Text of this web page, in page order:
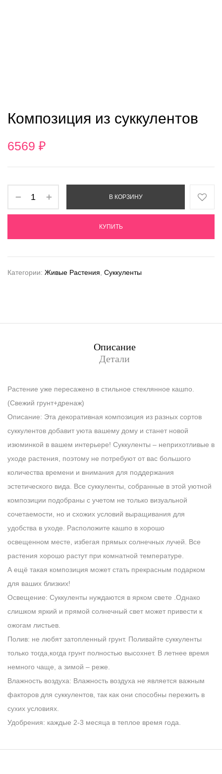
Композиция из суккулентов
6569 ₽
В КОРЗИНУ
КУПИТЬ
Категории: Живые Растения Суккуленты
Описание
Детали
Растение уже пересажено в стильное стеклянное кашпо.
(Свежий грунт+дренаж)
Описание: Эта декоративная композиция из разных сортов
суккулентов добавит уюта вашему дому и станет новой
изюминкой в вашем интерьере! Суккуленты – неприхотливые в
уходе растения, поэтому не потребуют от вас большого
количества времени и внимания для поддержания
эстетического вида. Все суккуленты, собранные в этой уютной
композиции подобраны с учетом не только визуальной
сочетаемости, но и схожих условий выращивания для
удобства в уходе. Расположите кашпо в хорошо
освещенном месте, избегая прямых солнечных лучей. Все
растения хорошо растут при комнатной температуре.
А ещё такая композиция может стать прекрасным подарком
для ваших близких!
Освещение: Суккуленты нуждаются в ярком свете .Однако
слишком яркий и прямой солнечный свет может привести к
ожогам листьев.
Полив: не любят затопленный грунт. Поливайте суккуленты
только тогда,когда грунт полностью высохнет. В летнее время
немного чаще, а зимой – реже.
Влажность воздуха: Влажность воздуха не является важным
факторов для суккулентов, так как они способны пережить в
сухих условиях.
Удобрения: каждые 2-3 месяца в теплое время года.